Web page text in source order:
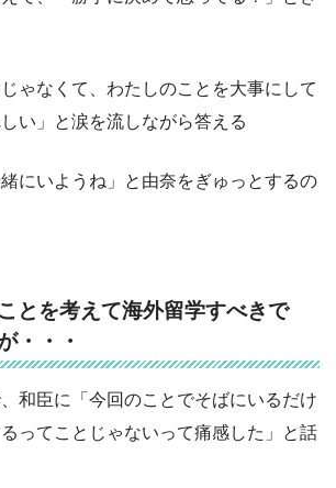
ゃなくて、わたしのことを大事にして
い」と涙を流しながら答える
にいようね」と由奈をぎゅっとするの
とを考えて海外留学すべきで
・・・
和臣に「今回のことでそばにいるだけ
ってことじゃないって痛感した」と話